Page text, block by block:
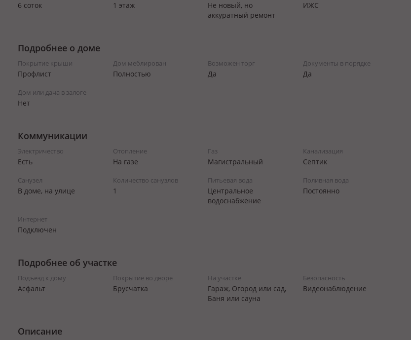
6 соток 1 этаж
Не новый, но
аккуратный ремонт
ИЖС
Подробнее о доме
Покрытие крыши
Профлист
Дом меблирован
Полностью
Возможен торг
Да
Документы в порядке
Да
Дом или дача в залоге
Нет
Коммуникации
Электричество
Есть
Отопление
На газе
Газ
Магистральный
Канализация
Септик
Санузел
В доме, на улице
Количество санузлов
1
Питьевая вода
Центральное
водоснабжение
Поливная вода
Постоянно
Интернет
Подключен
Подробнее об участке
Подъезд к дому
Асфальт
Покрытие во дворе
Брусчатка
На участке
Гараж, Огород или сад,
Баня или сауна
Безопасность
Видеонаблюдение
Описание